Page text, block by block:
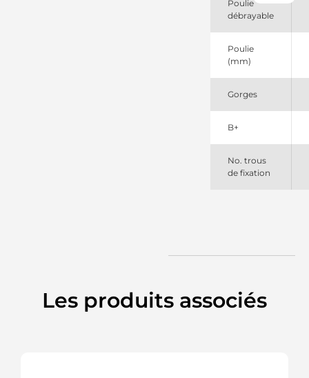
Cummins
6008259230
Komatsu
6008259710
Komatsu
90284037
PSH
Poulie
débrayable
Poulie
(mm)
Gorges
B+
No. trous
de fixation
Les produits associés